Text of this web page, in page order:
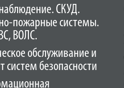
СКУД.
пожарные системы.
ВОЛС.
обслуживание и
систем безопасности